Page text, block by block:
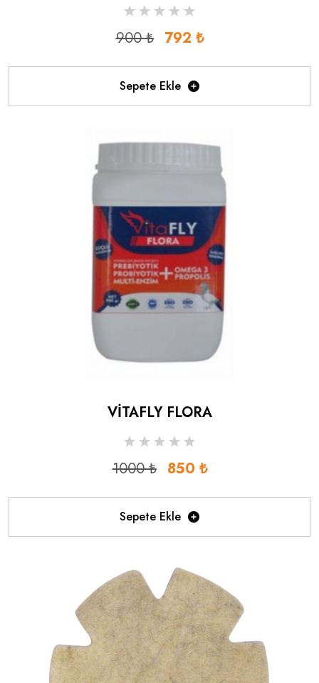
900 ₺ 792 ₺
Sepete Ekle
VİTAFLY FLORA
1000 ₺ 850 ₺
Sepete Ekle